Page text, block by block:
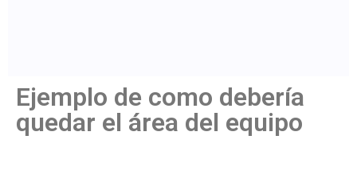
Ejemplo de como debería
quedar el área del equipo